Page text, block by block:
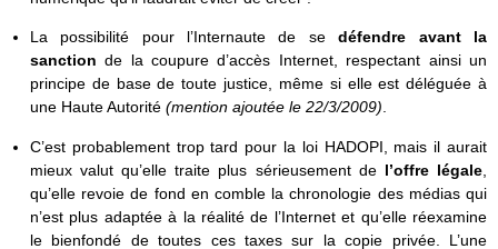
La possibilité pour l’Internaute de sedéfendre avant la
sanctionde la coupure d’accès Internet, respectant ainsi un
principe de base de toute justice, même si elle est déléguée à
une Haute Autorité (mention ajoutée le 22/3/2009).
C’est probablement trop tard pour la loi HADOPI, mais il aurait
mieux valut qu’elle traite plus sérieusement de l’offre légale
qu’elle revoie de fond en comble la chronologie des médias qui
n’est plus adaptée à la réalité de l’Internet et qu’elle réexamine
le bienfondé de toutes ces taxes sur la copie privée. L’une